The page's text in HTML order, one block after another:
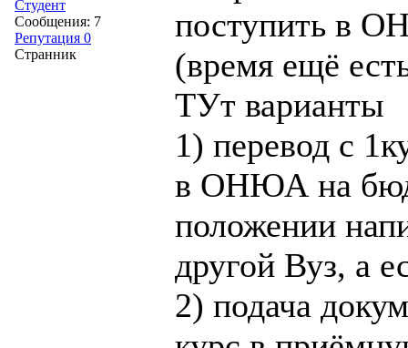
Студент
Сообщения: 7
Репутация 0
Странник
поступить в
(время ещё
ТУт варианты
1) перевод с
в ОНЮА на
положении
другой Вуз, а
2) подача